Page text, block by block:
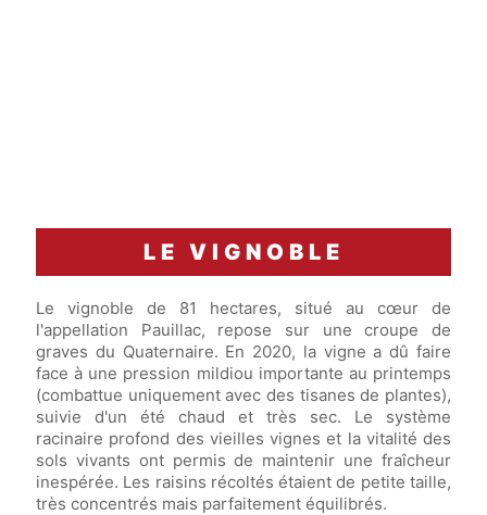
LE VIGNOBLE
Le vignoble de 81 hectares, situé au cœur de
l'appellation Pauillac, repose sur une croupe de
graves du Quaternaire. En 2020, la vigne a dû faire
face à une pression mildiou importante au printemps
(combattue uniquement avec des tisanes de plantes),
suivie d'un été chaud et très sec. Le système
racinaire profond des vieilles vignes et la vitalité des
sols vivants ont permis de maintenir une fraîcheur
inespérée. Les raisins récoltés étaient de petite taille,
très concentrés mais parfaitement équilibrés.